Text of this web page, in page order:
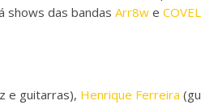
shows das bandas Arr8w e COVEL
e guitarras), Henrique Ferreira